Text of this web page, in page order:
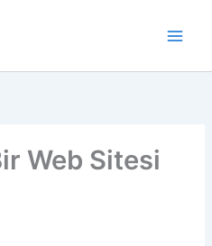
Web Sitesi